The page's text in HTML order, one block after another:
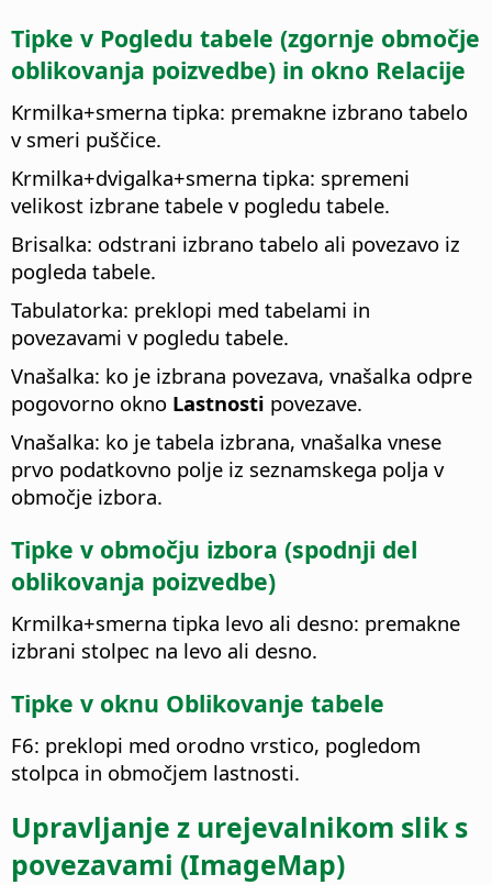
Tipke v Pogledu tabele (zgornje območje
oblikovanja poizvedbe) in okno Relacije
Krmilka+smerna tipka: premakne izbrano tabelo
v smeri puščice.
Krmilka+dvigalka+smerna tipka: spremeni
velikost izbrane tabele v pogledu tabele.
Brisalka: odstrani izbrano tabelo ali povezavo iz
pogleda tabele.
Tabulatorka: preklopi med tabelami in
povezavami v pogledu tabele.
Vnašalka: ko je izbrana povezava, vnašalka odpre
pogovorno okno Lastnosti povezave.
Vnašalka: ko je tabela izbrana, vnašalka vnese
prvo podatkovno polje iz seznamskega polja v
območje izbora.
Tipke v območju izbora (spodnji del
oblikovanja poizvedbe)
Krmilka+smerna tipka levo ali desno: premakne
izbrani stolpec na levo ali desno.
Tipke v oknu Oblikovanje tabele
F6: preklopi med orodno vrstico, pogledom
stolpca in območjem lastnosti.
Upravljanje z urejevalnikom slik s
povezavami (ImageMap)